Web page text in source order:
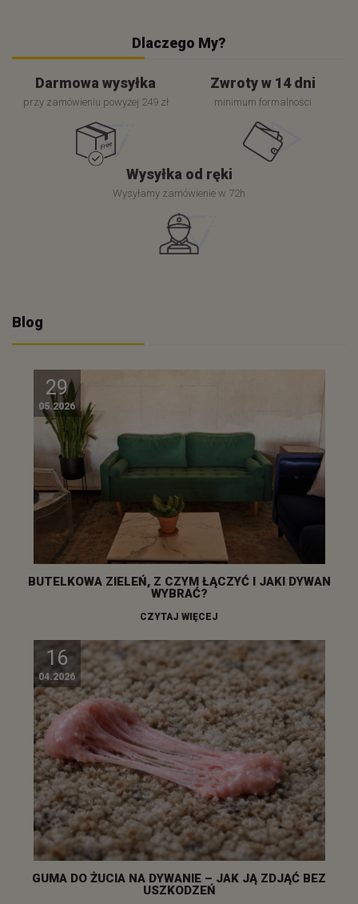
Dlaczego My?
Darmowa wysyłka
przy zamówieniu powyżej 249 zł
Zwroty w 14 dni
minimum formalności
Wysyłka od ręki
Wysyłamy zamówienie w 72h
Blog
29
05.2026
BUTELKOWA ZIELEŃ, Z CZYM ŁĄCZYĆ I JAKI DYWAN
WYBRAĆ?
CZYTAJ WIĘCEJ
16
04.2026
GUMA DO ŻUCIA NA DYWANIE – JAK JĄ ZDJĄĆ BEZ
USZKODZEŃ